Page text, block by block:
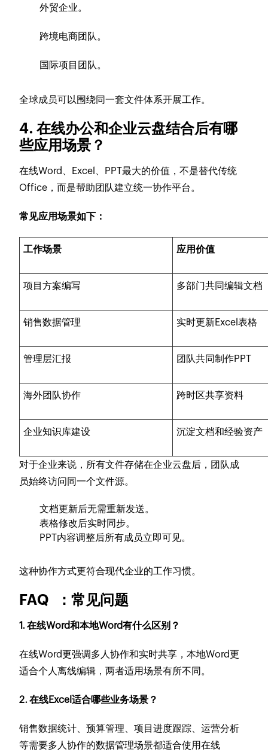
外贸企业。
跨境电商团队。
国际项目团队。
全球成员可以围绕同一套文件体系开展工作。
4. 在线办公和企业云盘结合后有哪
些应用场景？
在线Word、Excel、PPT最大的价值，不是替代传统
Office，而是帮助团队建立统一协作平台。
常见应用场景如下：
工作场景 应用价值
项目方案编写 多部门共同编辑文档
销售数据管理 实时更新Excel表格
管理层汇报 团队共同制作PPT
海外团队协作 跨时区共享资料
企业知识库建设 沉淀文档和经验资产
对于企业来说，所有文件存储在企业云盘后，团队成
员始终访问同一个文件源。
文档更新后无需重新发送。
表格修改后实时同步。
PPT内容调整后所有成员立即可见。
这种协作方式更符合现代企业的工作习惯。
FAQ ：常见问题
1. 在线Word和本地Word有什么区别？
在线Word更强调多人协作和实时共享，本地Word更
适合个人离线编辑，两者适用场景有所不同。
2. 在线Excel适合哪些业务场景？
销售数据统计、预算管理、项目进度跟踪、运营分析
等需要多人协作的数据管理场景都适合使用在线